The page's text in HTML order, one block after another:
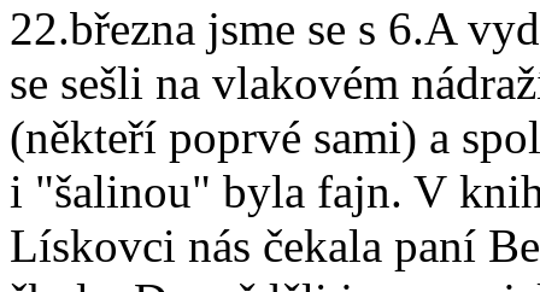
22.března jsme se s 6.A
se sešli na vlakovém
(někteří poprvé sami) a
i "šalinou" byla fajn. V
Lískovci nás čekala paní